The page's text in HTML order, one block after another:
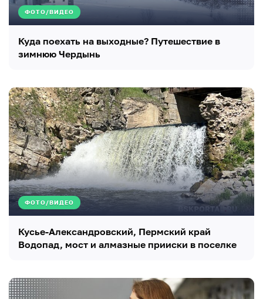
ФОТО/ВИДЕО
Куда поехать на выходные? Путешествие в
зимнюю Чердынь
ФОТО/ВИДЕО
Кусье-Александровский, Пермский край
Водопад, мост и алмазные прииски в поселке